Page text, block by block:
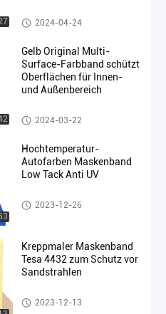
Maler, die das Band maskieren
2024-04-24
Gelb Original Multi-
Surface-Farbband schützt
Oberflächen für Innen-
und Außenbereich
Waschband
2024-03-22
Hochtemperatur-
Autofarben Maskenband
Low Tack Anti UV
Maler, die das Band maskieren
2023-12-26
Kreppmaler Maskenband
Tesa 4432 zum Schutz vor
Sandstrahlen
Maler, die das Band maskieren
2023-12-13